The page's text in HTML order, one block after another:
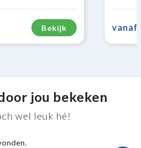
Bekijk vanaf
jou bekeken
wel leuk hé!